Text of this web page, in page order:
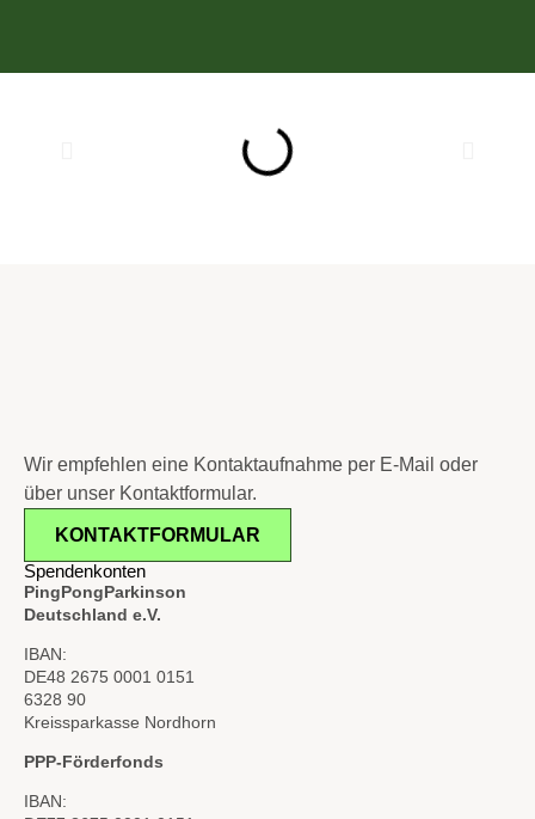
Wir empfehlen eine Kontaktaufnahme per E-Mail oder
über unser Kontaktformular.
KONTAKTFORMULAR
Spendenkonten
PingPongParkinson
Deutschland e.V.
IBAN:
DE48 2675 0001 0151
6328 90
Kreissparkasse Nordhorn
PPP-Förderfonds
IBAN: